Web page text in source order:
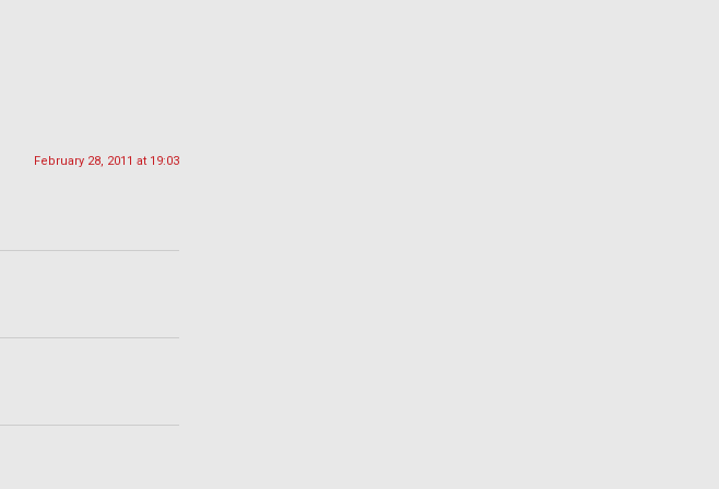
February 28, 2011 at 19:03